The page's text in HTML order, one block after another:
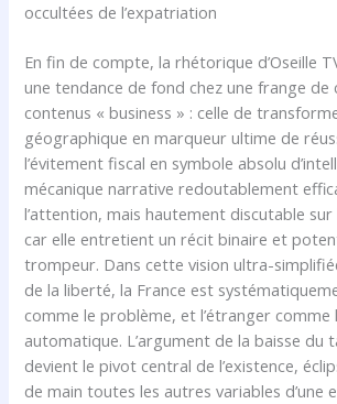
occultées de l’expatriation
En fin de compte, la rhétorique d’Oseille
une tendance de fond chez une frange de
contenus « business » : celle de
géographique en marqueur ultime de
l’évitement fiscal en symbole absolu
mécanique narrative redoutablement
l’attention, mais hautement discutable
car elle entretient un récit binaire et
trompeur. Dans cette vision ultra-
de la liberté, la France est
comme le problème, et l’étranger comme
automatique. L’argument de la baisse du
devient le pivot central de l’existence,
de main toutes les autres variables d’une